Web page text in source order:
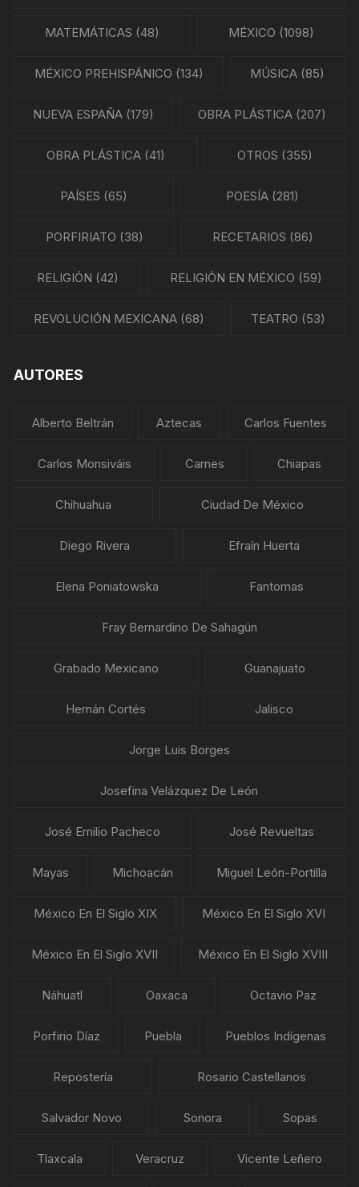
MATEMÁTICAS (48) MÉXICO (1098)
MÉXICO PREHISPÁNICO (134) MÚSICA (85)
NUEVA ESPAÑA(179) OBRA PLÁSTICA (207)
OBRA PLÁSTICA (41) OTROS (355)
PAÍSES (65) POESÍA (281)
PORFIRIATO (38) RECETARIOS (86)
RELIGIÓN (42) RELIGIÓN EN MÉXICO (59)
REVOLUCIÓN MEXICANA (68) TEATRO (53)
AUTORES
Alberto Beltrán Aztecas Carlos Fuentes
Carlos Monsiváis Carnes Chiapas
Chihuahua Ciudad De México
Diego Rivera Efraín Huerta
Elena Poniatowska Fantomas
Fray Bernardino De Sahagún
Grabado Mexicano Guanajuato
Hernán Cortés Jalisco
Jorge Luis Borges
Josefina Velázquez De León
José Emilio Pacheco José Revueltas
Mayas Michoacán Miguel León-Portilla
México En El Siglo XIX México En El Siglo XVI
México En El Siglo XVII México En El Siglo XVIII
Náhuatl Oaxaca Octavio Paz
Porfirio Díaz Puebla Pueblos Indígenas
Repostería Rosario Castellanos
Salvador Novo Sonora Sopas
Tlaxcala Veracruz Vicente Leñero